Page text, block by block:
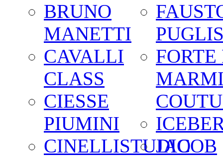
BRUNO
MANETTI
CAVALLI
CLASS
CIESSE
PIUMINI
CINELLISTUDIO
FORTE
JACOB